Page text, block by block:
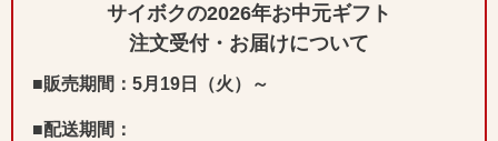
サイボクの2026年お中元ギフト
注文受付・お届けについて
■販売期間：5月19日（火）～
■配送期間：